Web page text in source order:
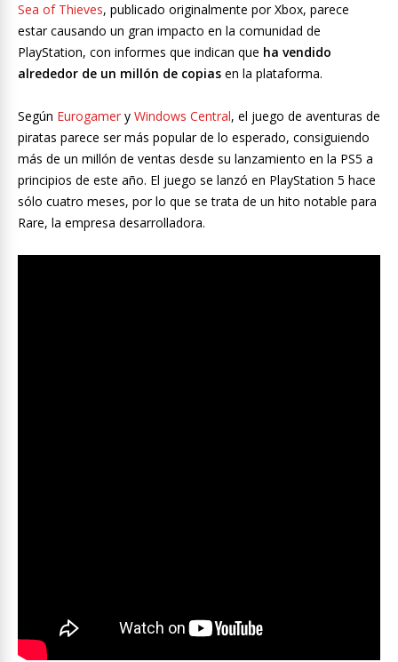
Sea of Thieves, publicado originalmente por Xbox, parece
estar causando un gran impacto en la comunidad de
PlayStation, con informes que indican que ha vendido
alrededor de un millón de copias en la plataforma.
Según Eurogamer y Windows Central, el juego de aventuras de
piratas parece ser más popular de lo esperado, consiguiendo
más de un millón de ventas desde su lanzamiento en la PS5 a
principios de este año. El juego se lanzó en PlayStation 5 hace
sólo cuatro meses, por lo que se trata de un hito notable para
Rare, la empresa desarrolladora.